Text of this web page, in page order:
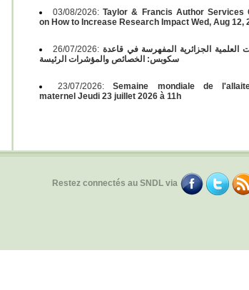
03/08/2026:Taylor & Francis Author Services
on How to Increase Research Impact Wed, Aug 12,
26/07/2026: العلمية الجزائرية المفهرسة في قاعدة
سكوبس: الخصائص والمؤشرات الرئيسة
23/07/2026:Semaine mondiale de
maternel Jeudi 23 juillet 2026 à 11h
Restez connectés au SNDL via